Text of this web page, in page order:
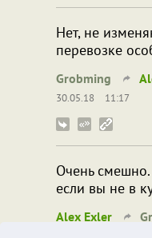
Нет, не
перевозке
Grobming
30.05.18
11:17
Очень смешно.
если вы не в
Alex Exler